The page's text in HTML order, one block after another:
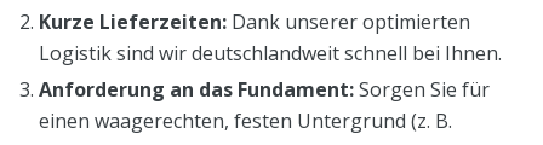
Kurze Lieferzeiten: Dank unserer optimierten
Logistik sind wir deutschlandweit schnell bei Ihnen.
Anforderung an das Fundament:Sorgen Sie für
einen waagerechten, festen Untergrund (z. B.